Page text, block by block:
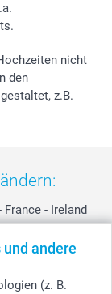
andere
(z. B.
nicht
den
z.B.
France - Ireland
-